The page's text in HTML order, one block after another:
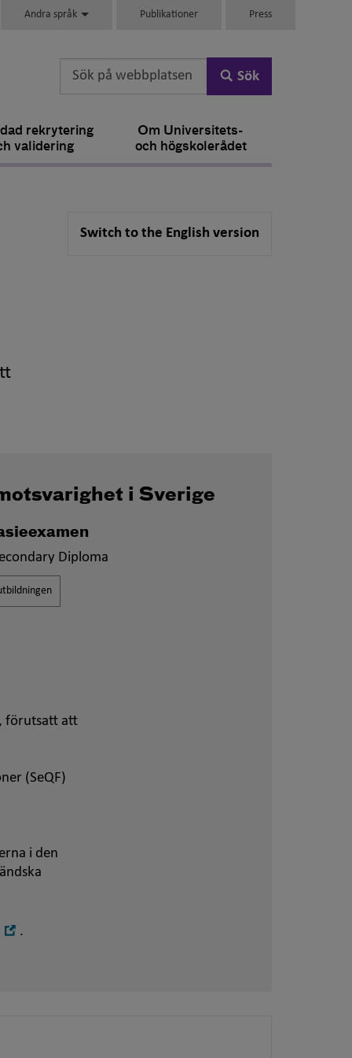
Andra språk Publikationer Press
Sök
rekrytering
validering
Om Universitets-
och högskolerådet
Switch to the English version
i Sverige
Diploma
förutsatt att
(SeQF)
i den
.